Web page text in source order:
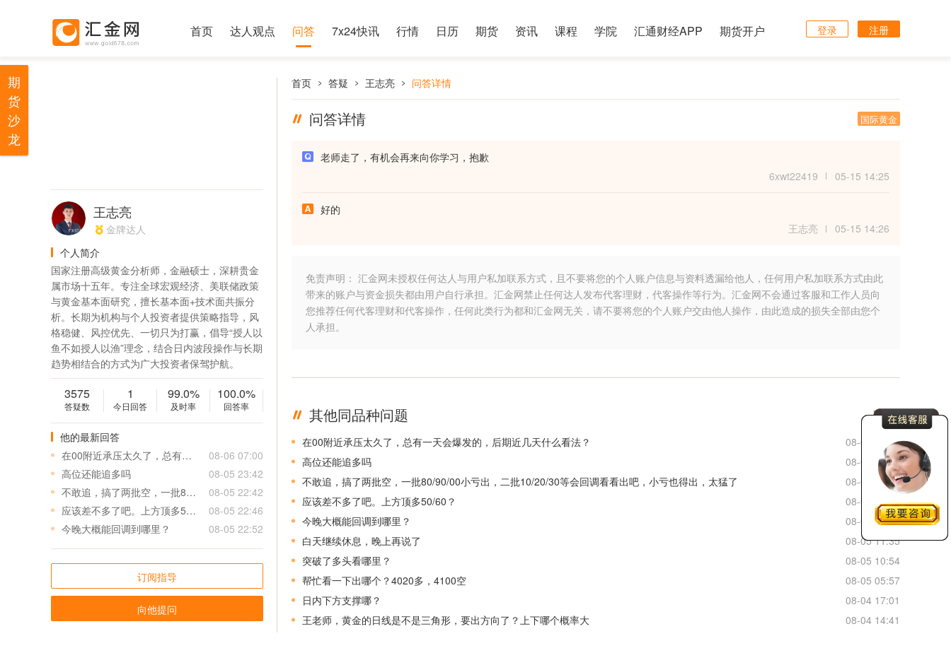
首页 达人观点 问答 7x24快讯 行情 日历 期货 资讯 课程 学院 汇通财经APP 期货开户 登录 注册
王志亮
金牌达人
个人简介
国家注册高级黄金分析师，金融硕士，深耕贵金
属市场十五年。专注全球宏观经济、美联储政策
与黄金基本面研究，擅长基本面+技术面共振分
析。长期为机构与个人投资者提供策略指导，风
格稳健、风控优先、一切只为打赢，倡导“授人以
鱼不如授人以渔”理念，结合日内波段操作与长期
趋势相结合的方式为广大投资者保驾护航。
3575
答疑数
1
今日回答
99.0%
及时率
100.0%
回答率
他的最新回答
在00附近承压太久了，总有一天会爆发的，后期近几天什么看法？
08-06 07:00
高位还能追多吗
08-05 23:42
不敢追，搞了两批空，一批80/90/00小亏出，二批10/20/30等会回调看看出吧，小亏也得出，太猛了
08-05 22:42
应该差不多了吧。上方顶多50/60？
08-05 22:46
今晚大概能回调到哪里？
08-05 22:52
订阅指导
向他提问
首页 答疑 王志亮 问答详情
问答详情 国际黄金
老师走了，有机会再来向你学习，抱歉
6xwt22419
05-15 14:25
好的
王志亮
05-15 14:26
免责声明： 汇金网未授权任何达人与用户私加联系方式，且不要将您的个人账户信息与资料透漏给他人，任何用户私加联系方式由此
带来的账户与资金损失都由用户自行承担。汇金网禁止任何达人发布代客理财，代客操作等行为。汇金网不会通过客服和工作人员向
您推荐任何代客理财和代客操作，任何此类行为都和汇金网无关，请不要将您的个人账户交由他人操作，由此造成的损失全部由您个
人承担。
其他同品种问题
更多
在00附近承压太久了，总有一天会爆发的，后期近几天什么看法？
08-06 07:00
高位还能追多吗
08-05 23:42
不敢追，搞了两批空，一批80/90/00小亏出，二批10/20/30等会回调看看出吧，小亏也得出，太猛了
08-05 22:42
应该差不多了吧。上方顶多50/60？
08-05 22:46
今晚大概能回调到哪里？
08-05 22:52
白天继续休息，晚上再说了
08-05 11:35
突破了多头看哪里？
08-05 10:54
帮忙看一下出哪个？4020多，4100空
08-05 05:57
日内下方支撑哪？
08-04 17:01
王老师，黄金的日线是不是三角形，要出方向了？上下哪个概率大
08-04 14:41
期
货
沙
龙